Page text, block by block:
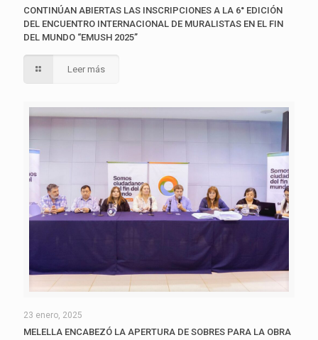
CONTINÚAN ABIERTAS LAS INSCRIPCIONES A LA 6° EDICIÓN
DEL ENCUENTRO INTERNACIONAL DE MURALISTAS EN EL FIN
DEL MUNDO “EMUSH 2025”
Leer más
23 enero, 2025
MELELLA ENCABEZÓ LA APERTURA DE SOBRES PARA LA OBRA